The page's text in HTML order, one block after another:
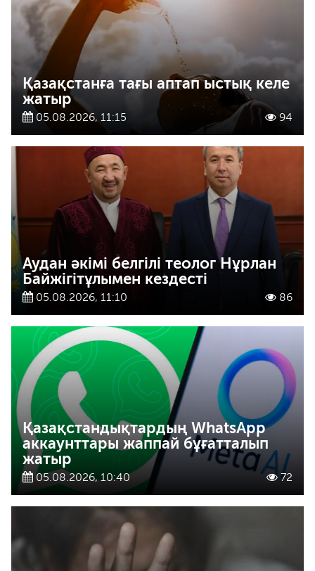
Қазақстанға тағы аптап ыстық келе
жатыр
05.08.2026, 11:15 94
Аудан әкімі белгілі теолог Нұрлан
Байжігітұлымен кездесті
05.08.2026, 11:10 86
Қазақстандықтардың WhatsApp
аккаунттары жаппай бұғатталып
жатыр
05.08.2026, 10:40 72